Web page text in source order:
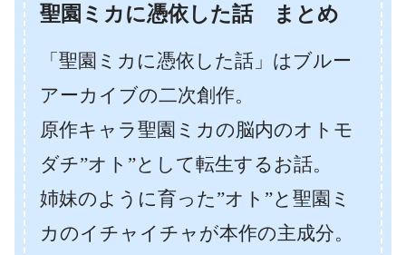
聖園ミカに憑依した話 まとめ
「聖園ミカに憑依した話」はブルー
アーカイブの二次創作。
原作キャラ聖園ミカの脳内のオトモ
ダチ”オト”として転生するお話。
姉妹のように育った”オト”と聖園ミ
カのイチャイチャが本作の主成分。